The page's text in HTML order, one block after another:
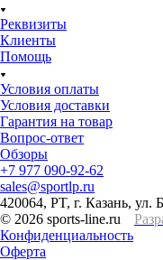
Реквизиты
Клиенты
Помощь
Условия оплаты
Условия доставки
Гарантия на товар
Вопрос-ответ
Обзоры
+7 977 090-92-62
sales@sportlp.ru
420064, PT, г. Казань, ул.
© 2026 sports-line.ru
Конфиденциальность
Оферта